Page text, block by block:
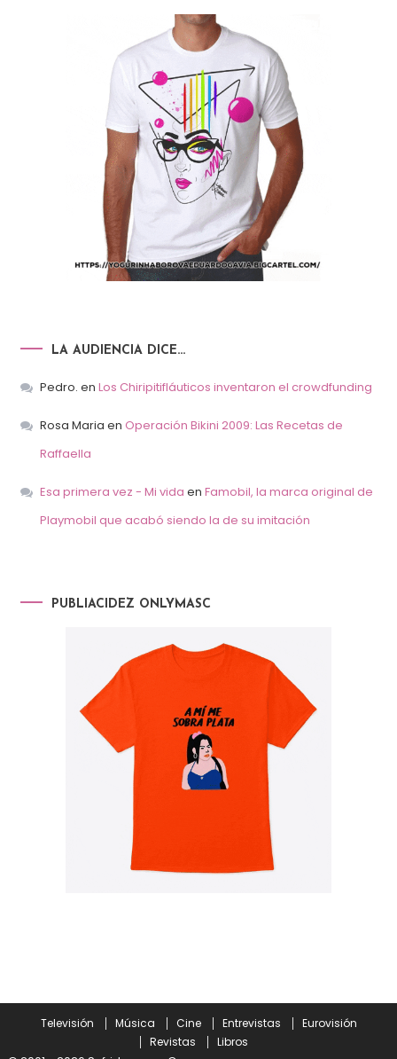
LA AUDIENCIA DICE…
Pedro. en Los Chiripitifláuticos inventaron el crowdfunding
Rosa Maria en Operación Bikini 2009: Las Recetas de
Raffaella
Esa primera vez - Mi vida en Famobil, la marca original de
Playmobil que acabó siendo la de su imitación
PUBLIACIDEZ ONLYMASC
Televisión Música Cine Entrevistas
Eurovisión
Revistas
Libros